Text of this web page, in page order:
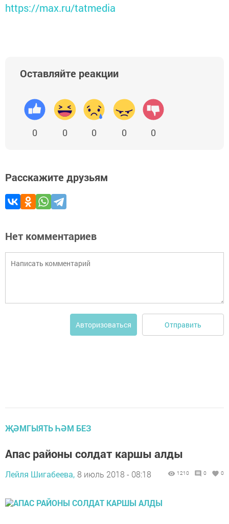
https://max.ru/tatmedia
Оставляйте реакции
0 0 0 0 0
Расскажите друзьям
Нет комментариев
Авторизоваться Отправить
ҖӘМГЫЯТЬ ҺӘМ БЕЗ
Апас районы солдат каршы алды
Лейля Шигабеева, 8 июль 2018 - 08:18 1210 0 0